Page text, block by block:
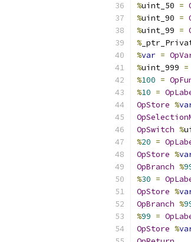
%uint_50 =
%uint_90 =
%uint_99 =
%
%var =
%uint_999 =
%100 =
%10 =
OpStore %
OpSwitch %
%20 =
OpStore %
OpBranch %
%30 =
OpStore %
OpBranch %
%99 =
OpStore %